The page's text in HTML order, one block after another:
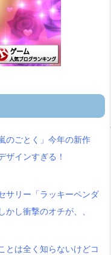
のごとく」今年の新作
ザインすぎる！
サリー「ラッキーペンダ
かし衝撃のオチが、、
とは全く知らないけどコ